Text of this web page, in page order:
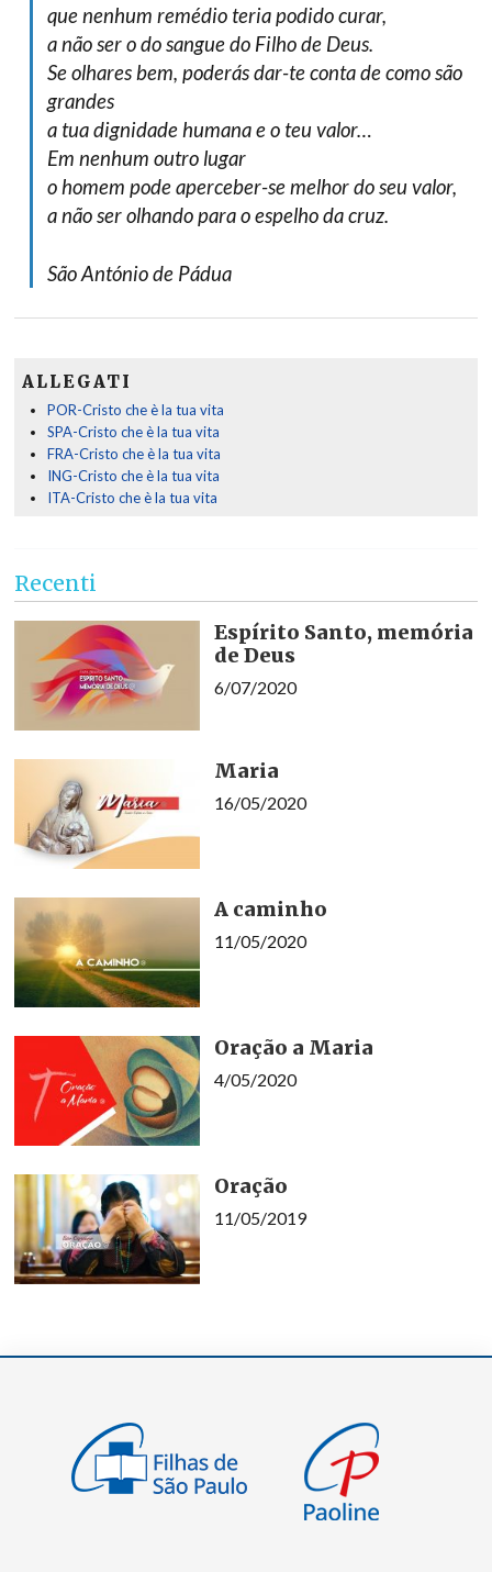
que nenhum remédio teria podido curar,
a não ser o do sangue do Filho de Deus.
Se olhares bem, poderás dar-te conta de como são
grandes
a tua dignidade humana e o teu valor…
Em nenhum outro lugar
o homem pode aperceber-se melhor do seu valor,
a não ser olhando para o espelho da cruz.
São António de Pádua
ALLEGATI
POR-Cristo che è la tua vita
SPA-Cristo che è la tua vita
FRA-Cristo che è la tua vita
ING-Cristo che è la tua vita
ITA-Cristo che è la tua vita
Recenti
Espírito Santo, memória
de Deus
6/07/2020
Maria
16/05/2020
A caminho
11/05/2020
Oração a Maria
4/05/2020
Oração
11/05/2019